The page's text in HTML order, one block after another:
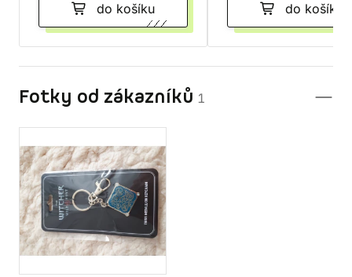
do košíku do košíku
Fotky od zákazníků 1